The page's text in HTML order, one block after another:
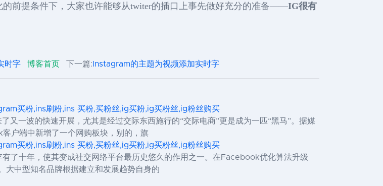
的前提条件下，大家也许能够从twiter的插口上事先做好充分的准备——IG很有
时字 博客首页 下一篇:Instagram的主题为视频添加实时字
买粉,ins刷粉,ins 买粉,买粉丝,ig买粉,ig买粉丝,ig粉丝购买
又一波的快速开展，尤其是经过交际东西施行的“交际电商”更是成为一匹“黑马”。据媒
户端中新增了一个网购板块，别的，旗
买粉,ins刷粉,ins 买粉,买粉丝,ig买粉,ig买粉丝,ig粉丝购买
了十年，使其变成社交网络平台最历史悠久的作用之一。在Facebook优化算法升级
大中型知名品牌根据建立和发展趋势自身的